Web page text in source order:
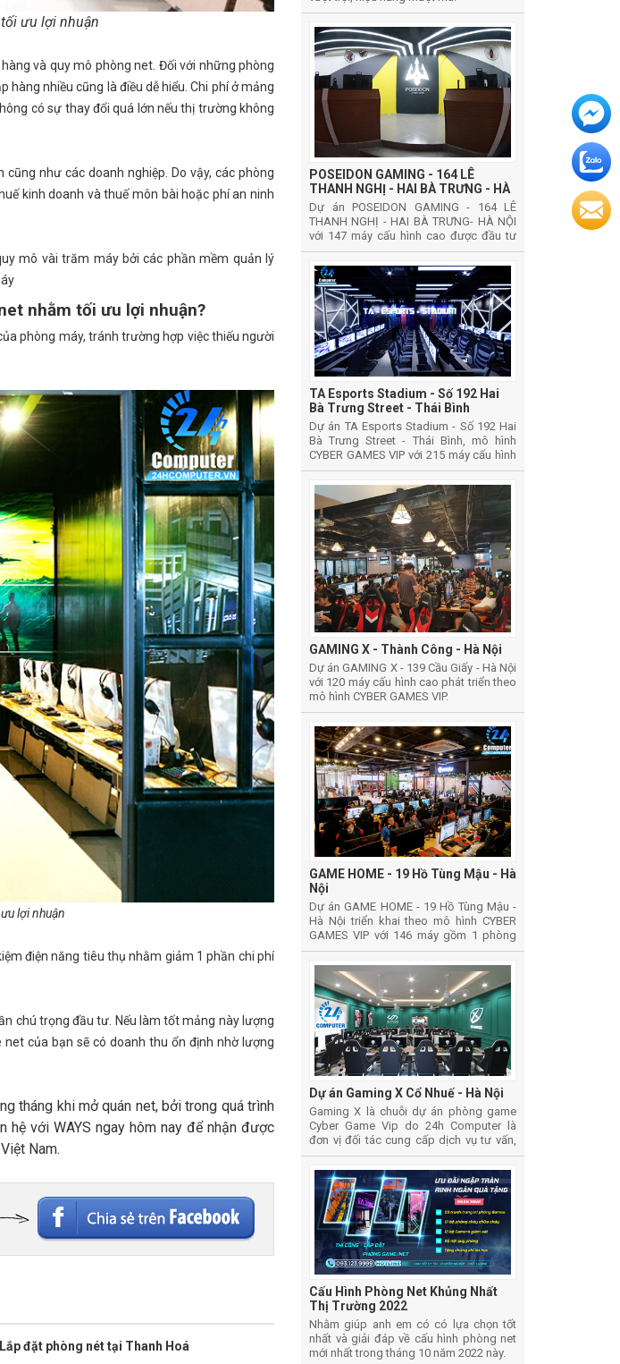
ưu lợi nhuận
và quy mô phòng net. Đối với những phòng
nhiều cũng là điều dễ hiểu. Chi phí ở mảng
có sự thay đổi quá lớn nếu thị trường không
như các doanh nghiệp. Do vậy, các phòng
kinh doanh và thuế môn bài hoặc phí an ninh
mô vài trăm máy bởicác phần mềm quản lý
nhằm tối ưu lợi nhuận?
phòng máy, tránh trường hợp việc thiếu người
lợi nhuận
điện năng tiêu thụ nhằm giảm 1 phần chi phí
chú trọng đầu tư. Nếu làm tốt mảng này lượng
của bạn sẽ có doanh thu ổn định nhờ lượng
tháng khi mở quán net, bởi trong quá trình
hệ với WAYS ngay hôm nay để nhận được
Nam.
Lắp đặt phòng nét tại Thanh Hoá
POSEIDON GAMING - 164 LÊ
THANH NGHỊ - HAI BÀ TRƯNG - HÀ
NỘI
Dự án POSEIDON GAMING - 164 LÊ
THANH NGHỊ - HAI BÀ TRƯNG- HÀ NỘI
với 147 máy cấu hình cao được đầu tư
phát triển theo mô hình phát triển CYBER
GAMES VIP
TA Esports Stadium - Số 192 Hai
Bà Trưng Street - Thái Bình
Dự án TA Esports Stadium - Số 192 Hai
Bà Trưng Street - Thái Bình, mô hình
CYBER GAMES VIP với 215 máy cấu hình
cao
GAMING X - Thành Công - Hà Nội
Dự án GAMING X - 139 Cầu Giấy - Hà Nội
với 120 máy cấu hình cao phát triển theo
mô hình CYBER GAMES VIP.
GAME HOME - 19 Hồ Tùng Mậu - Hà
Nội
Dự án GAME HOME - 19 Hồ Tùng Mậu -
Hà Nội triển khai theo mô hình CYBER
GAMES VIP với 146 máy gồm 1 phòng
thường, 1 phòng vip và 1 phòng thi đấu
Dự án Gaming X Cổ Nhuế - Hà Nội
Gaming X là chuỗi dự án phòng game
Cyber Game Vip do 24h Computer là
đơn vị đối tác cung cấp dịch vụ tư vấn,
thiết kế, thi công lắp đặt và cung cấp vật
tư thiết bị phòng Game
Cấu Hình Phòng Net Khủng Nhất
Thị Trường 2022
Nhằm giúp anh em có có lựa chọn tốt
nhất và giải đáp về cấu hình phòng net
mới nhất trong tháng 10 năm 2022 này.